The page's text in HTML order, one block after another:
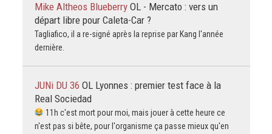
Mike Altheos Blueberry OL - Mercato : vers un
départ libre pour Caleta-Car ?
Tagliafico, il a re-signé après la reprise par Kang l'année
dernière.
JUNi DU 36 OL Lyonnes : premier test face à la
Real Sociedad
11h c'est mort pour moi, mais jouer à cette heure ce
n'est pas si bête, pour l'organisme ça passe mieux qu'en